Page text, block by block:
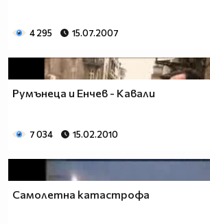
4 295 15.07.2007
Румънеца и Енчев - Кавали
7 034 15.02.2010
Самолетна катастрофа